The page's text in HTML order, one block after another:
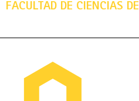
FACULTAD DE CIENCIAS